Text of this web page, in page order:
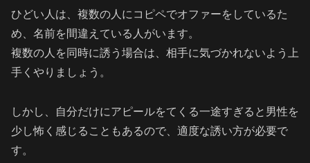
ひどい人は、複数の人にコピペでオファーをしているた
め、名前を間違えている人がいます。
複数の人を同時に誘う場合は、相手に気づかれないよう上
手くやりましょう。
しかし、自分だけにアピールをてくる一途すぎると男性を
少し怖く感じることもあるので、適度な誘い方が必要で
す。